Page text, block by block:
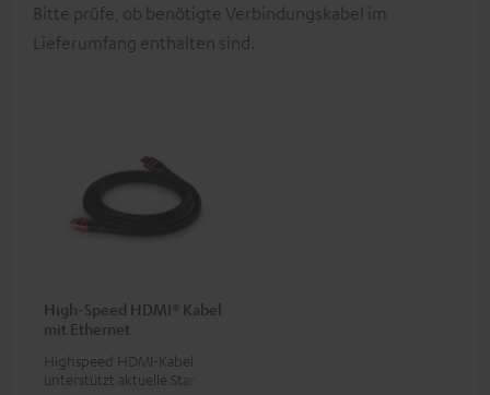
Bitte prüfe, ob benötigte Verbindungskabel im
Lieferumfang enthalten sind.
High-Speed HDMI® Kabel
mit Ethernet
Highspeed HDMI-Kabel
unterstützt aktuelle Standards